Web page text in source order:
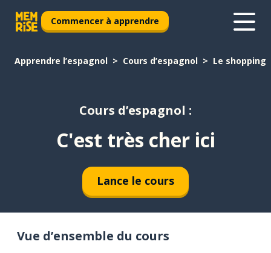
Commencer à apprendre
Apprendre l’espagnol Cours d’espagnol Le shopping
Cours d’espagnol :
C'est très cher ici
Lance le cours
Vue d’ensemble du cours